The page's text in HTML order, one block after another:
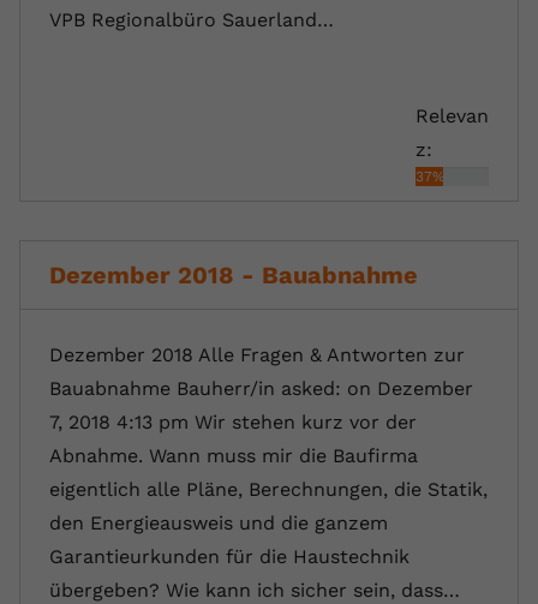
VPB Regionalbüro Sauerland…
Relevan
z:
37%
Dezember 2018 - Bauabnahme
Dezember 2018 Alle Fragen & Antworten zur
Bauabnahme Bauherr/in asked: on Dezember
7, 2018 4:13 pm Wir stehen kurz vor der
Abnahme. Wann muss mir die Baufirma
eigentlich alle Pläne, Berechnungen, die Statik,
den Energieausweis und die ganzem
Garantieurkunden für die Haustechnik
übergeben? Wie kann ich sicher sein, dass…